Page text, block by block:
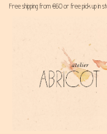
Free shipping from €60 or free pick up in